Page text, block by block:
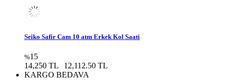
Seiko Safir Cam 10 atm Erkek Kol Saati
%15
14,250 TL
12,112.50 TL
KARGO BEDAVA